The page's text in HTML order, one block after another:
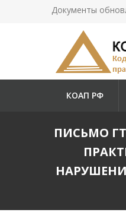
Документы
КОАП РФ
ПИСЬМО